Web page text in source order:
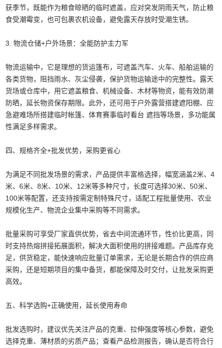
获季节，既能作为粮食晾晒的临时遮盖，应对突发阴雨天气，防止粮
食受潮霉变，也可包裹农机设备，避免露天存放时受潮生锈。
3. 物流仓储+户外场景：全能防护主力军
物流运输中，它是理想的货运篷布，可遮盖汽车、火车、船舶运输的
各类货物，阻挡雨水、灰尘侵袭，保护货物运输途中的完整性。露天
货场或仓库中，用它遮盖粮食、机械设备、木材等物资，能有效防潮
防晒，延长物资保存期限。此外，还可用于户外露营搭建遮阳棚、应
急避难场所搭建临时帐篷、体育赛事临时看台 遮挡等场景，多功能属
性满足多样需求。
四、规格齐全+批发优势，采购更省心
为满足不同批发场景的需求，产品提供丰富格选择，幅宽涵盖2米、4
米、6米、8米、10米、12米等多种尺寸，长度可选择30米、50米、
100米等配置，还支持按需定制特殊尺寸，适配工程批量使用、农业
规模化生产、物流企业集中采购等不同需求。
批量采购可享受厂家直供优势，省去中间流通环节，性价比更高，同
时支持热熔拼接拓展面积，解决大面积使用的拼接难题。产品库存充
足，供货稳定，能快速响应批量订单需求，无论是长期合作的供应商
采购，还是短期项目的集中备货，都能保障及时交付，让批发采购更
高效。
五、科学选购+正确使用，延长使用寿命
批发选购时，建议优先关注产品的克重、拉伸强度等核心参数，避免
选择克重、薄材质的劣质产品；查看产品检测报告，确认是否符合行